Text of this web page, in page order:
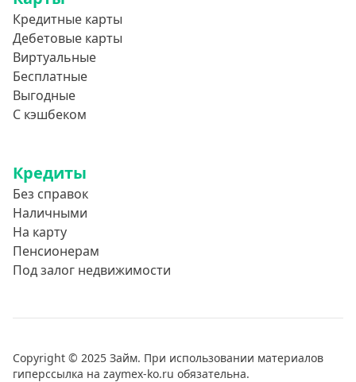
Кредитные карты
Дебетовые карты
Виртуальные
Бесплатные
Выгодные
С кэшбеком
Кредиты
Без справок
Наличными
На карту
Пенсионерам
Под залог недвижимости
Copyright © 2025 Займ. При использовании материалов
гиперссылка на zaymex-ko.ru обязательна.